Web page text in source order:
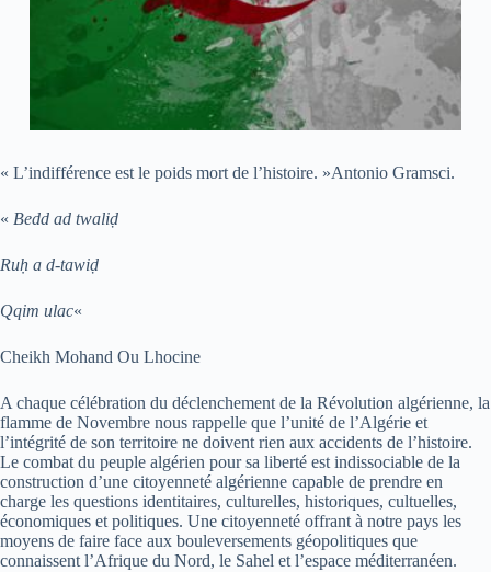
« L’indifférence est le poids mort de l’histoire. »Antonio Gramsci.
« Bedd ad twaliḍ
Ruḥ a d-tawiḍ
Qqim ulac«
Cheikh Mohand Ou Lhocine
A chaque célébration du déclenchement de la Révolution algérienne, la
flamme de Novembre nous rappelle que l’unité de l’Algérie et
l’intégrité de son territoire ne doivent rien aux accidents de l’histoire.
Le combat du peuple algérien pour sa liberté est indissociable de la
construction d’une citoyenneté algérienne capable de prendre en
charge les questions identitaires, culturelles, historiques, cultuelles,
économiques et politiques. Une citoyenneté offrant à notre pays les
moyens de faire face aux bouleversements géopolitiques que
connaissent l’Afrique du Nord, le Sahel et l’espace méditerranéen.